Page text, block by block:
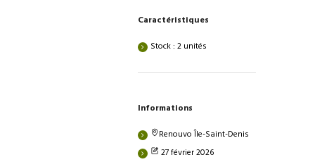
Caractéristiques
Stock : 2 unités
Informations
Renouvo Île-Saint-Denis
27 février 2026